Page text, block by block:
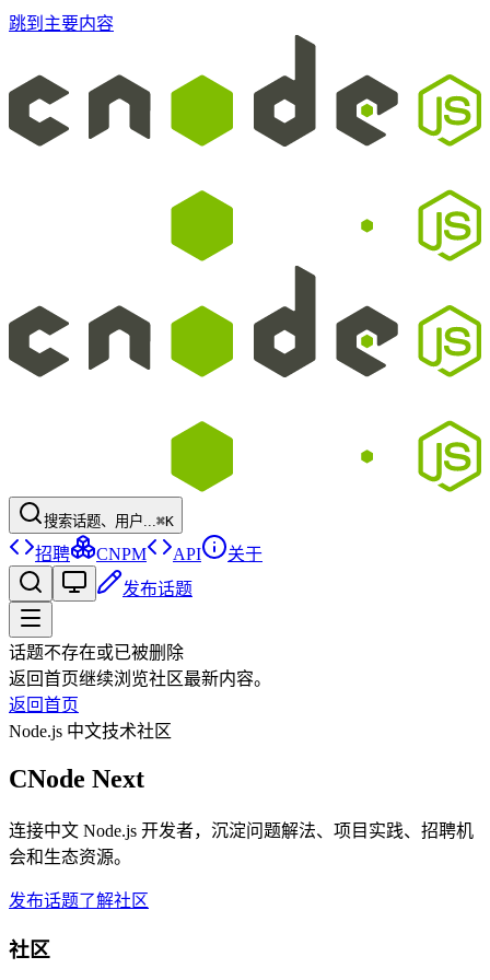
跳到主要内容
搜索话题、用户...⌘K
招聘 CNPM API
关于
发布话题
话题不存在或已被删除
返回首页继续浏览社区最新内容。
返回首页
Node.js 中文技术社区
CNode Next
连接中文 Node.js 开发者，沉淀问题解法、项目实践、招聘机
会和生态资源。
发布话题了解社区
社区